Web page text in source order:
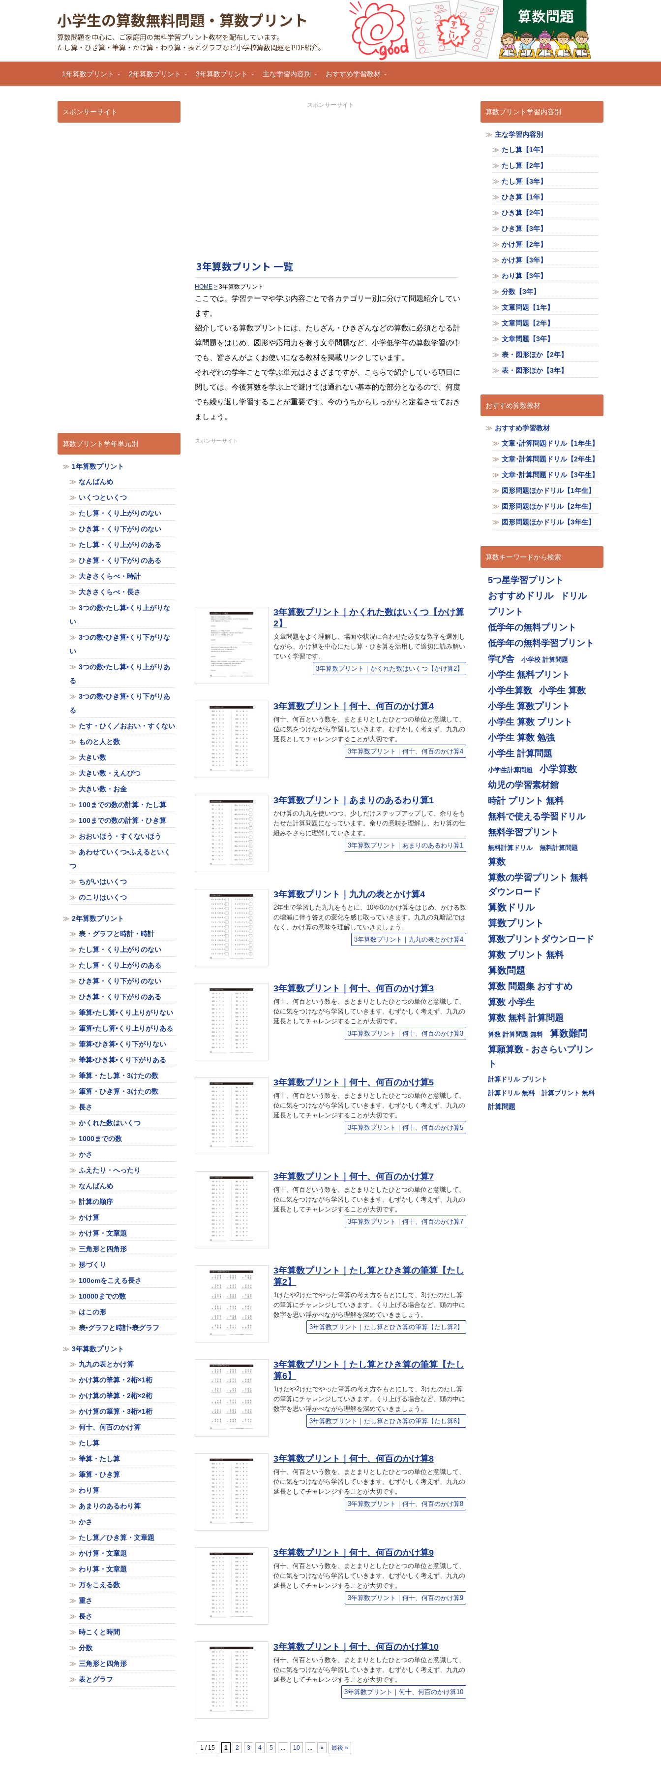
小学生の算数無料問題・算数プリント
算数問題を中心に、ご家庭用の無料学習プリント教材を配布しています。
たし算・ひき算・筆算・かけ算・わり算・表とグラフなど小学校算数問題をPDF紹介。
1年算数プリント 2年算数プリント 3年算数プリント 主な学習内容別 おすすめ学習教材
スポンサーサイト
3年算数プリント 一覧
HOME 3年算数プリント
ここでは、学習テーマや学ぶ内容ごとで各カテゴリー別に分けて問題紹介してい
ます。
紹介している算数プリントには、たしざん・ひきざんなどの算数に必須となる計
算問題をはじめ、図形や応用力を養う文章問題など、小学低学年の算数学習の中
でも、皆さんがよくお使いになる教材を掲載リンクしています。
それぞれの学年ごとで学ぶ単元はさまざまですが、こちらで紹介している項目に
関しては、今後算数を学ぶ上で避けては通れない基本的な部分となるので、何度
でも繰り返し学習することが重要です。今のうちからしっかりと定着させておき
ましょう。
スポンサーサイト
3年算数プリント｜かくれた数はいくつ【かけ算
2】
文章問題をよく理解し、場面や状況に合わせた必要な数字を選別し
ながら、かけ算を中心にたし算・ひき算を活用して適切に読み解い
ていく学習です。
3年算数プリント｜かくれた数はいくつ【かけ算2】
3年算数プリント｜何十、何百のかけ算4
何十、何百という数を、まとまりとしたひとつの単位と意識して、
位に気をつけながら学習していきます。むずかしく考えず、九九の
延長としてチャレンジすることが大切です。
3年算数プリント｜何十、何百のかけ算4
3年算数プリント｜あまりのあるわり算1
かけ算の九九を使いつつ、少しだけステップアップして、余りをも
たせた計算問題になっています。余りの意味を理解し、わり算の仕
組みをさらに理解していきます。
3年算数プリント｜あまりのあるわり算1
3年算数プリント｜九九の表とかけ算4
2年生で学習した九九をもとに、10や0のかけ算をはじめ、かける数
の増減に伴う答えの変化を感じ取っていきます。九九の丸暗記では
なく、かけ算の意味を理解していきましょう。
3年算数プリント｜九九の表とかけ算4
3年算数プリント｜何十、何百のかけ算3
何十、何百という数を、まとまりとしたひとつの単位と意識して、
位に気をつけながら学習していきます。むずかしく考えず、九九の
延長としてチャレンジすることが大切です。
3年算数プリント｜何十、何百のかけ算3
3年算数プリント｜何十、何百のかけ算5
何十、何百という数を、まとまりとしたひとつの単位と意識して、
位に気をつけながら学習していきます。むずかしく考えず、九九の
延長としてチャレンジすることが大切です。
3年算数プリント｜何十、何百のかけ算5
3年算数プリント｜何十、何百のかけ算7
何十、何百という数を、まとまりとしたひとつの単位と意識して、
位に気をつけながら学習していきます。むずかしく考えず、九九の
延長としてチャレンジすることが大切です。
3年算数プリント｜何十、何百のかけ算7
3年算数プリント｜たし算とひき算の筆算【たし
算2】
1けたや2けたでやった筆算の考え方をもとにして、3けたのたし算
の筆算にチャレンジしていきます。くり上げる場合など、頭の中に
数字を思い浮かべながら理解を深めていきましょう。
3年算数プリント｜たし算とひき算の筆算【たし算2】
3年算数プリント｜たし算とひき算の筆算【たし
算6】
1けたや2けたでやった筆算の考え方をもとにして、3けたのたし算
の筆算にチャレンジしていきます。くり上げる場合など、頭の中に
数字を思い浮かべながら理解を深めていきましょう。
3年算数プリント｜たし算とひき算の筆算【たし算6】
3年算数プリント｜何十、何百のかけ算8
何十、何百という数を、まとまりとしたひとつの単位と意識して、
位に気をつけながら学習していきます。むずかしく考えず、九九の
延長としてチャレンジすることが大切です。
3年算数プリント｜何十、何百のかけ算8
3年算数プリント｜何十、何百のかけ算9
何十、何百という数を、まとまりとしたひとつの単位と意識して、
位に気をつけながら学習していきます。むずかしく考えず、九九の
延長としてチャレンジすることが大切です。
3年算数プリント｜何十、何百のかけ算9
3年算数プリント｜何十、何百のかけ算10
何十、何百という数を、まとまりとしたひとつの単位と意識して、
位に気をつけながら学習していきます。むずかしく考えず、九九の
延長としてチャレンジすることが大切です。
3年算数プリント｜何十、何百のかけ算10
1 / 15 1 2 3 4 5 ... 10 ... » 最後 »
スポンサーサイト
算数プリント学年単元別
1年算数プリント
なんばんめ
いくつといくつ
たし算・くり上がりのない
ひき算・くり下がりのない
たし算・くり上がりのある
ひき算・くり下がりのある
大きさくらべ・時計
大きさくらべ・長さ
3つの数•たし算•くり上がりな
い
3つの数•ひき算•くり下がりな
い
3つの数•たし算•くり上がりあ
る
3つの数•ひき算•くり下がりあ
る
たす・ひく／おおい・すくない
ものと人と数
大きい数
大きい数・えんぴつ
大きい数・お金
100までの数の計算・たし算
100までの数の計算・ひき算
おおいほう・すくないほう
あわせていくつ•ふえるといく
つ
ちがいはいくつ
のこりはいくつ
2年算数プリント
表・グラフと時計・時計
たし算・くり上がりのない
たし算・くり上がりのある
ひき算・くり下がりのない
ひき算・くり下がりのある
筆算•たし算•くり上りがりない
筆算•たし算•くり上りがりある
筆算•ひき算•くり下がりない
筆算•ひき算•くり下がりある
筆算・たし算・3けたの数
筆算・ひき算・3けたの数
長さ
かくれた数はいくつ
1000までの数
かさ
ふえたり・へったり
なんばんめ
計算の順序
かけ算
かけ算・文章題
三角形と四角形
形づくり
100cmをこえる長さ
10000までの数
はこの形
表•グラフと時計•表グラフ
3年算数プリント
九九の表とかけ算
かけ算の筆算・2桁×1桁
かけ算の筆算・2桁×2桁
かけ算の筆算・3桁×1桁
何十、何百のかけ算
たし算
筆算・たし算
筆算・ひき算
わり算
あまりのあるわり算
かさ
たし算／ひき算・文章題
かけ算・文章題
わり算・文章題
万をこえる数
重さ
長さ
時こくと時間
分数
三角形と四角形
表とグラフ
算数プリント学習内容別
主な学習内容別
たし算【1年】
たし算【2年】
たし算【3年】
ひき算【1年】
ひき算【2年】
ひき算【3年】
かけ算【2年】
かけ算【3年】
わり算【3年】
分数【3年】
文章問題【1年】
文章問題【2年】
文章問題【3年】
表・図形ほか【2年】
表・図形ほか【3年】
おすすめ算数教材
おすすめ学習教材
文章･計算問題ドリル【1年生】
文章･計算問題ドリル【2年生】
文章･計算問題ドリル【3年生】
図形問題ほかドリル【1年生】
図形問題ほかドリル【2年生】
図形問題ほかドリル【3年生】
算数キーワードから検索
5つ星学習プリント
おすすめドリル
ドリル
プリント
低学年の無料プリント
低学年の無料学習プリント
学び舎
小学校 計算問題
小学生 無料プリント
小学生算数
小学生 算数
小学生 算数プリント
小学生 算数 プリント
小学生 算数 勉強
小学生 計算問題
小学生計算問題
小学算数
幼児の学習素材館
時計 プリント 無料
無料で使える学習ドリル
無料学習プリント
無料計算ドリル 無料計算問題
算数
算数の学習プリント 無料
ダウンロード
算数ドリル
算数プリント
算数プリントダウンロード
算数 プリント 無料
算数問題
算数 問題集 おすすめ
算数 小学生
算数 無料 計算問題
算数 計算問題 無料
算数難問
算願算数 - おさらいプリン
ト
計算ドリル プリント
計算ドリル 無料
計算プリント 無料
計算問題